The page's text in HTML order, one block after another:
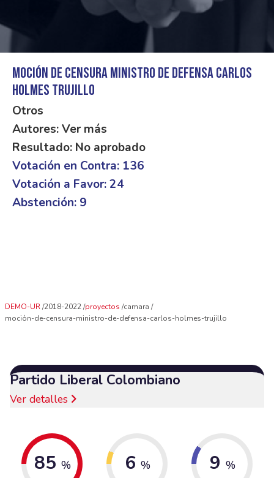
Moción de censura Ministro de Defensa Carlos
Holmes Trujillo
Otros
Autores: Ver más
Resultado: No aprobado
Votación en Contra: 136
Votación a Favor: 24
Abstención: 9
DEMO-UR 2018-2022 proyectos camara
moción-de-censura-ministro-de-defensa-carlos-holmes-trujillo
Partido Liberal Colombiano
Ver detalles
85 % 6 % 9 %